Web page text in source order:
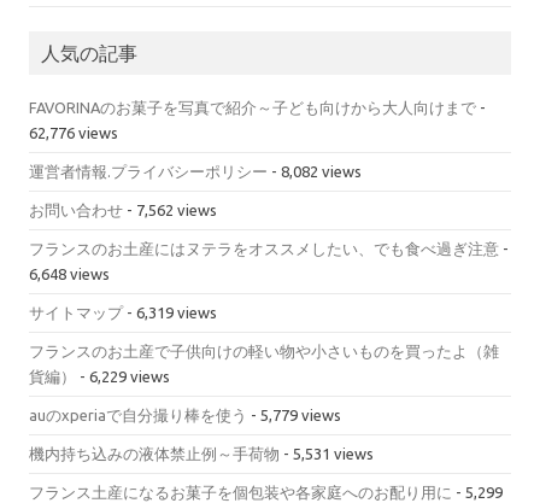
人気の記事
FAVORINAのお菓子を写真で紹介～子ども向けから大人向けまで -
62,776 views
運営者情報.プライバシーポリシー - 8,082 views
お問い合わせ - 7,562 views
フランスのお土産にはヌテラをオススメしたい、でも食べ過ぎ注意 -
6,648 views
サイトマップ- 6,319 views
フランスのお土産で子供向けの軽い物や小さいものを買ったよ（雑
貨編）
- 6,229 views
auのxperiaで自分撮り棒を使う - 5,779 views
機内持ち込みの液体禁止例～手荷物 - 5,531 views
フランス土産になるお菓子を個包装や各家庭へのお配り用に - 5,299